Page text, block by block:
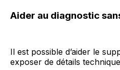
Aider au diagnostic
Il est possible d’aider le
exposer de détails